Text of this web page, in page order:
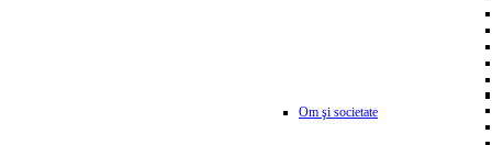
Om şi societate